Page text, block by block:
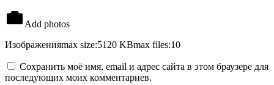
Add photos
Изображенияmax size:5120 KBmax files:10
Сохранить моё имя, email и адрес сайта в этом браузере для
последующих моих комментариев.